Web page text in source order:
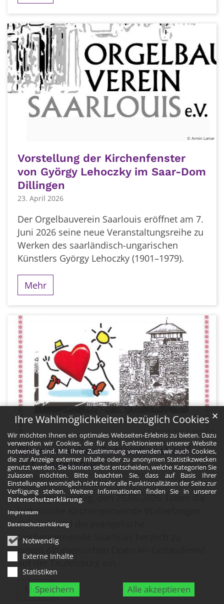
Ihre Wahlmöglichkeiten bezüglich Cookies
Wir möchten Ihnen ein optimales Webseiten-Erlebnis zu bieten. Dazu
verwenden wir Cookies, die für das Funktionieren unserer Website
notwendig sind. Mit Ihrer Zustimmung verwenden wir auch Cookies,
die zur Anzeige externer Inhalte oder zu anonymen Statistikzwecken
genutzt werden. Sie können selbst entscheiden, welche Kategorien Sie
zulassen möchten. Bitte beachten Sie, dass auf Basis Ihrer
Einstellungen womöglich nicht mehr alle Funktionalitäten der Seite zur
Verfügung stehen. Weitere Informationen finden Sie in unserer
Datenschutzerklärung.
Notwendig
Externe Inhalte
Statistiken
Speichern Alle akzeptieren
✕
Impressum
Datenschutzerklärung
© Armin Lamar
Vorstellung der Kirchenfenster
von György Lehoczky im Saar-Dom
Dillingen
23. April 2026
Der Orgelbauverein Saarlouis eröffnet am 7.
Juni 2026 seine neue Veranstaltungsreihe zu
Werken des saarländisch-ungarischen
Künstlers György Lehoczky (1901–1979).
Mehr
Ökumenischer Gottesdienst auf
der Teufelsburg
23. April 2026
An Pfingstmontag, den 25.05.2026, laden die
katholische Kirchengemeinde Wallerfangen
St. Jakob und die evangelische
Kirchengemeinde Saarlouis herzlich zu
auf der Teufelsburg ein.
Mehr